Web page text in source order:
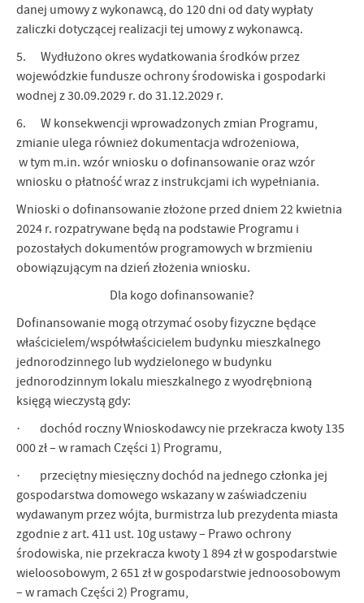
danej umowy z wykonawcą, do 120 dni od daty wypłaty
zaliczki dotyczącej realizacji tej umowy z wykonawcą.
5. Wydłużono okres wydatkowania środków przez
wojewódzkie fundusze ochrony środowiska i gospodarki
wodnej z 30.09.2029 r. do 31.12.2029 r.
6. W konsekwencji wprowadzonych zmian Programu,
zmianie ulega również dokumentacja wdrożeniowa,
w tym m.in. wzór wniosku o dofinansowanie oraz wzór
wniosku o płatność wraz z instrukcjami ich wypełniania.
Wnioski o dofinansowanie złożone przed dniem 22 kwietnia
2024 r. rozpatrywane będą na podstawie Programu i
pozostałych dokumentów programowych w brzmieniu
obowiązującym na dzień złożenia wniosku.
Dla kogo dofinansowanie?
Dofinansowanie mogą otrzymać osoby fizyczne będące
właścicielem/współwłaścicielem budynku mieszkalnego
jednorodzinnego lub wydzielonego w budynku
jednorodzinnym lokalu mieszkalnego z wyodrębnioną
księgą wieczystą gdy:
· dochód roczny Wnioskodawcy nie przekracza kwoty 135
000 zł – w ramach Części 1) Programu,
· przeciętny miesięczny dochód na jednego członka jej
gospodarstwa domowego wskazany w zaświadczeniu
wydawanym przez wójta, burmistrza lub prezydenta miasta
zgodnie z art. 411 ust. 10g ustawy – Prawo ochrony
środowiska, nie przekracza kwoty 1 894 zł w gospodarstwie
wieloosobowym, 2 651 zł w gospodarstwie jednoosobowym
– w ramach Części 2) Programu,